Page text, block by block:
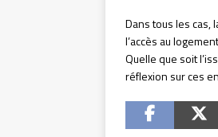
Dans tous les
l’accès au
Quelle que soit
réflexion sur ces